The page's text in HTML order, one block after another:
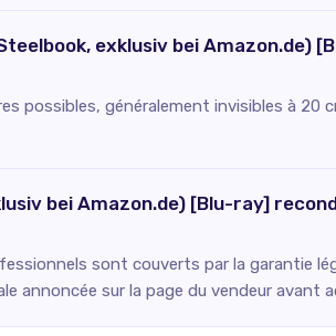
exklusiv bei Amazon.de)
possibles, généralement invisibles à 20
bei Amazon.de) [Blu-ray]
sont couverts par la garantie
annoncée sur la page du vendeur avant